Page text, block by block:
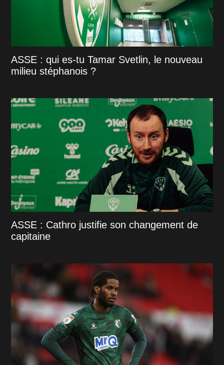
ASSE : qui es-tu Tamar Svetlin, le nouveau
milieu stéphanois ?
ASSE : Cathro justifie son changement de
capitaine